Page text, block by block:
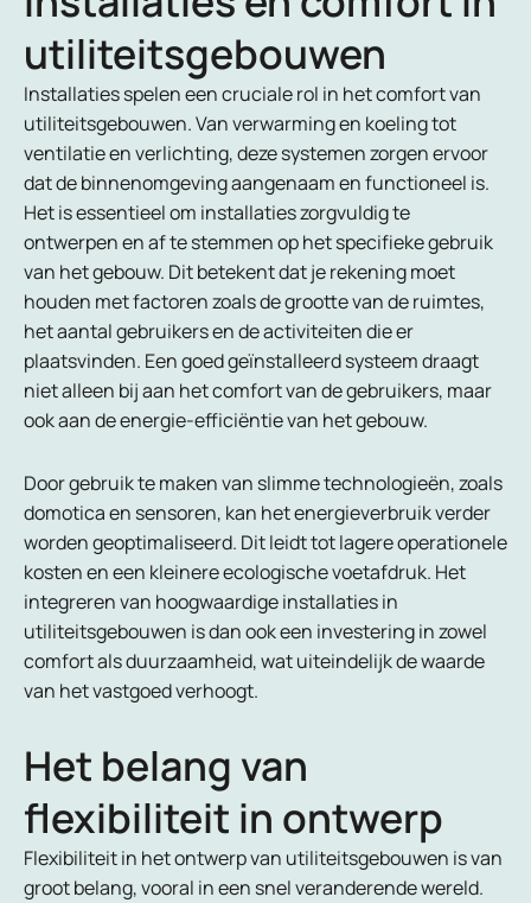
utiliteitsgebouwen
Installaties spelen een cruciale rol in het comfort van
utiliteitsgebouwen. Van verwarming en koeling tot
ventilatie en verlichting, deze systemen zorgen ervoor
dat de binnenomgeving aangenaam en functioneel is.
Het is essentieel om installaties zorgvuldig te
ontwerpen en af te stemmen op het specifieke gebruik
van het gebouw. Dit betekent dat je rekening moet
houden met factoren zoals de grootte van de ruimtes,
het aantal gebruikers en de activiteiten die er
plaatsvinden. Een goed geïnstalleerd systeem draagt
niet alleen bij aan het comfort van de gebruikers, maar
ook aan de energie-efficiëntie van het gebouw.
Door gebruik te maken van slimme technologieën, zoals
domotica en sensoren, kan het energieverbruik verder
worden geoptimaliseerd. Dit leidt tot lagere operationele
kosten en een kleinere ecologische voetafdruk. Het
integreren van hoogwaardige installaties in
utiliteitsgebouwen is dan ook een investering in zowel
comfort als duurzaamheid, wat uiteindelijk de waarde
van het vastgoed verhoogt.
Het belang van
flexibiliteit in ontwerp
Flexibiliteit in het ontwerp van utiliteitsgebouwen is van
groot belang, vooral in een snel veranderende wereld.